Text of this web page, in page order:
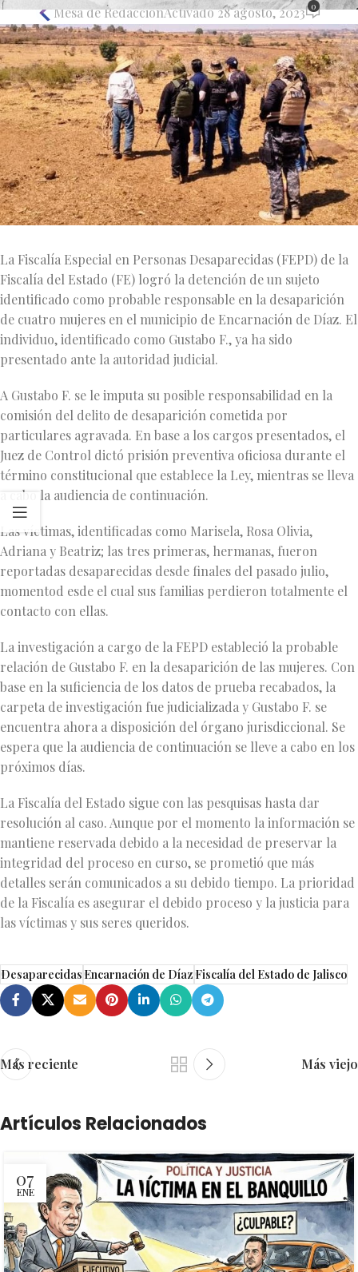
Mesa de RedacciónActivado 28 agosto, 2023 0
La Fiscalía Especial en Personas Desaparecidas (FEPD) de la
Fiscalía del Estado (FE) logró la detención de un sujeto
identificado como probable responsable en la desaparición
de cuatro mujeres en el municipio de Encarnación de Díaz. El
individuo, identificado como Gustabo F., ya ha sido
presentado ante la autoridad judicial.
A Gustabo F. se le imputa su posible responsabilidad en la
comisión del delito de desaparición cometida por
particulares agravada. En base a los cargos presentados, el
Juez de Control dictó prisión preventiva oficiosa durante el
término constitucional que establece la Ley, mientras se lleva
a cabo la audiencia de continuación.
Las víctimas, identificadas como Marisela, Rosa Olivia,
Adriana y Beatriz; las tres primeras, hermanas, fueron
reportadas desaparecidas desde finales del pasado julio,
momentod esde el cual sus familias perdieron totalmente el
contacto con ellas.
La investigación a cargo de la FEPD estableció la probable
relación de Gustabo F. en la desaparición de las mujeres. Con
base en la suficiencia de los datos de prueba recabados, la
carpeta de investigación fue judicializada y Gustabo F. se
encuentra ahora a disposición del órgano jurisdiccional. Se
espera que la audiencia de continuación se lleve a cabo en los
próximos días.
La Fiscalía del Estado sigue con las pesquisas hasta dar
resolución al caso. Aunque por el momento la información se
mantiene reservada debido a la necesidad de preservar la
integridad del proceso en curso, se prometió que más
detalles serán comunicados a su debido tiempo. La prioridad
de la Fiscalía es asegurar el debido proceso y la justicia para
las víctimas y sus seres queridos.
DesaparecidasEncarnación de DíazFiscalía del Estado de Jalisco
Más reciente Más viejo
Artículos Relacionados
07
ENE